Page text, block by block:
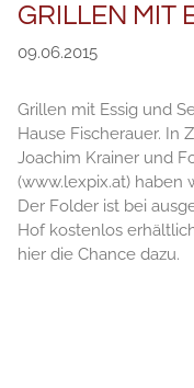
GRILLEN MIT
09.06.2015
Grillen mit Essig und
Hause Fischerauer. In
Joachim Krainer und
(www.lexpix.at) haben
Der Folder ist bei
Hof kostenlos
hier die Chance dazu.